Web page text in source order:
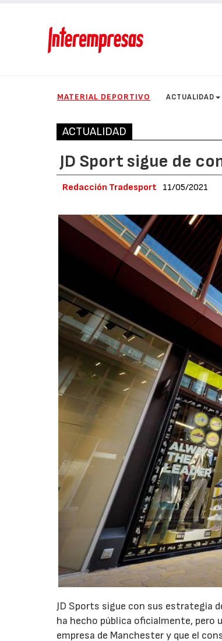
MATERIAL DEPORTIVO ACTUALIDAD
ACTUALIDAD
JD Sport sigue de
Redacción Tradesport 11/05/2021
JD Sports sigue con sus estrategia
ha hecho pública oficialmente, pero
empresa de Manchester y que el